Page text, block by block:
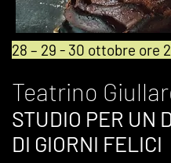
28 – 29 - 30 ottobre ore
Teatrino
STUDIO PER UN
DI GIORNI FELICI